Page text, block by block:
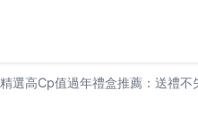
精選高Cp值過年禮盒推薦：送禮不